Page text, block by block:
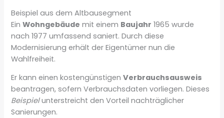
Beispiel aus dem Altbausegment
EinWohngebäude mit einem Baujahr 1965 wurde
nach 1977 umfassend saniert. Durch diese
Modernisierung erhält der Eigentümer nun die
Wahlfreiheit.
Er kann einen kostengünstigenVerbrauchsausweis
beantragen, sofern Verbrauchsdaten vorliegen. Dieses
Beispielunterstreicht den Vorteil nachträglicher
Sanierungen.